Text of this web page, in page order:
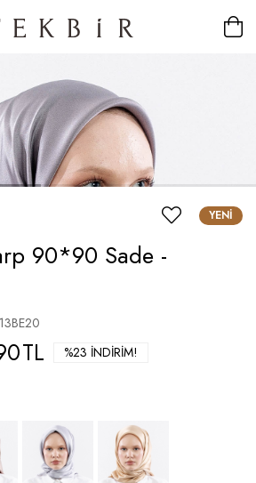
YENI
90*90 Sade -
TL %23 İNDIRIM!